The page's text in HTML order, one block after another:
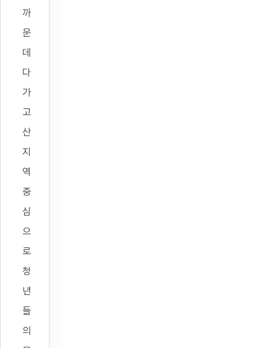
까
운
데
다
가
고
산
지
역
중
심
으
로
청
년
들
의